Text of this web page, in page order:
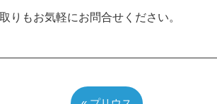
りもお気軽にお問合せください。